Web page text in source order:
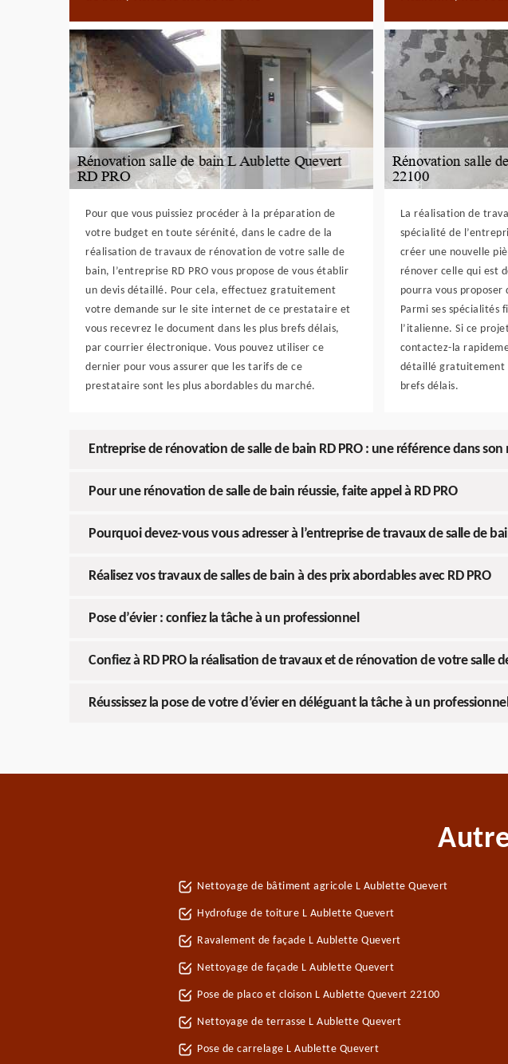
Pour que vous puissiez procéder à la préparation de
votre budget en toute sérénité, dans le cadre de la
réalisation de travaux de rénovation de votre salle de
bain, l’entreprise RD PRO vous propose de vous établir
un devis détaillé. Pour cela, effectuez gratuitement
votre demande sur le site internet de ce prestataire et
vous recevrez le document dans les plus brefs délais,
par courrier électronique. Vous pouvez utiliser ce
dernier pour vous assurer que les tarifs de ce
prestataire sont les plus abordables du marché.
La réalisation de
spécialité de
créer une nouvelle
rénover celle qui est
pourra vous proposer
Parmi ses spécialités
l’italienne. Si ce
contactez-la
détaillé gratuitement
brefs délais.
Entreprise de rénovation de salle de bain RD PRO : une référence dans son
Pour une rénovation de salle de bain réussie, faite appel à RD PRO
Pourquoi devez-vous vous adresser à l’entreprise de travaux de salle de
Réalisez vos travaux de salles de bain à des prix abordables avec RD PRO
Pose d’évier : confiez la tâche à un professionnel
Confiez à RD PRO la réalisation de travaux et de rénovation de votre salle
Réussissez la pose de votre d’évier en déléguant la tâche à un professionnel
Nettoyage de bâtiment agricole L Aublette Quevert
Hydrofuge de toiture L Aublette Quevert
Ravalement de façade L Aublette Quevert
Nettoyage de façade L Aublette Quevert
Pose de placo et cloison L Aublette Quevert 22100
Nettoyage de terrasse L Aublette Quevert
Pose de carrelage L Aublette Quevert